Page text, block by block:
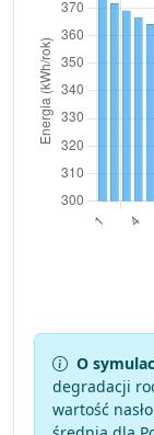
O
degradacji
wartość